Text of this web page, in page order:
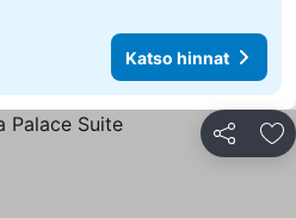
Katso hinnat
Jaa